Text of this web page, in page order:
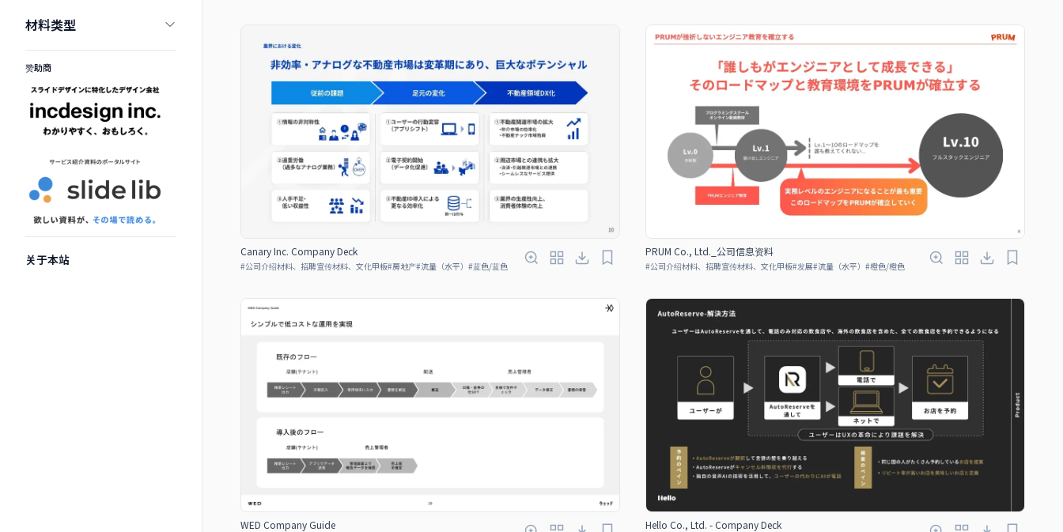
材料类型
赞助商
关于本站
Canary Inc. Company Deck
#公司介绍材料、招聘宣传材料、文化甲板#房地产#流量（水平） #蓝色/蓝色
PRUM Co., Ltd._公司信息资料
#公司介绍材料、招聘宣传材料、文化甲板#发展#流量（水平） #橙色/橙色
WED Company Guide Hello Co., Ltd. - Company Deck